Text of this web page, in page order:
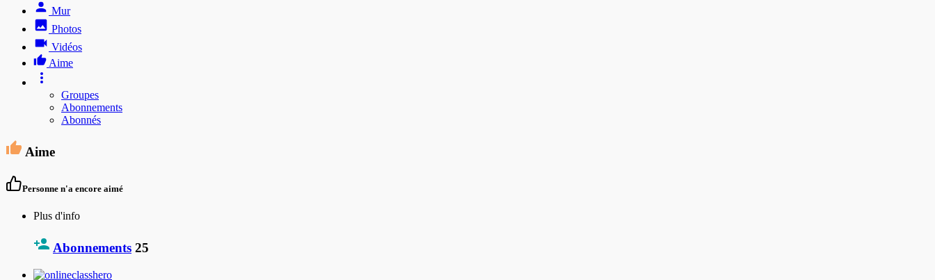
Mur
Photos
Vidéos
Aime
Groupes
Abonnements
Abonnés
Aime
Personne n'a encore aimé
Plus d'info
Abonnements 25